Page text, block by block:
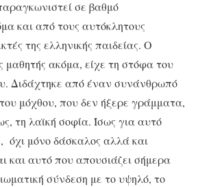
σε βαθμό
και από τους αυτόκλητους
της ελληνικής παιδείας. Ο
ακόμα, είχε τη στόφα του
Διδάχτηκε από έναν συνάνθρωπό
μόχθου, που δεν ήξερε γράμματα,
τη λαϊκή σοφία. Ίσως για αυτό
όχι μόνο δάσκαλος αλλά και
και αυτό που απουσιάζει σήμερα
σύνδεση με το υψηλό, το